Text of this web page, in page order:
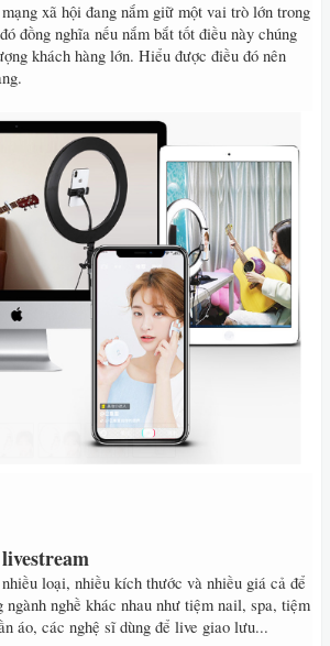
xã hội đang nắm giữ một vai trò lớn trong
đồng nghĩa nếu nắm bắt tốt điều này chúng
khách hàng lớn. Hiểu được điều đó nên
loại, nhiều kích thước và nhiều giá cả để
nghề khác nhau như tiệm nail, spa, tiệm
áo, các nghệ sĩ dùng để live giao lưu...